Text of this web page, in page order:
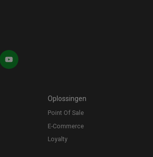
Oplossingen
Point Of Sale
E-Commerce
Loyalty